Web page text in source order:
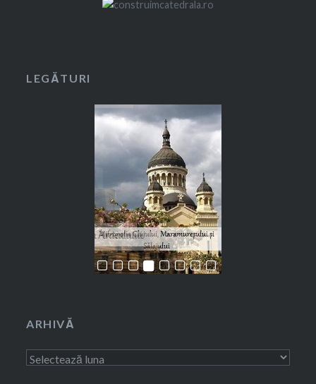
LEGĂTURI
ARHIVĂ
Arhivă